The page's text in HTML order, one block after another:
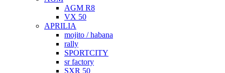
AGM R8
VX 50
APRILIA
mojito / habana
rally
SPORTCITY
sr factory
SXR 50